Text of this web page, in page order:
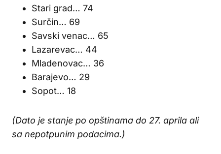
Stari grad… 74
Surčin… 69
Savski venac… 65
Lazarevac… 44
Mladenovac… 36
Barajevo… 29
Sopot… 18
(Dato je stanje po opštinama do 27. aprila ali
sa nepotpunim podacima.)